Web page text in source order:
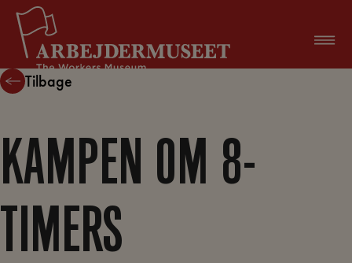
Hop
indholdet
Tilbage
KAMPEN OM 8-
TIMERS